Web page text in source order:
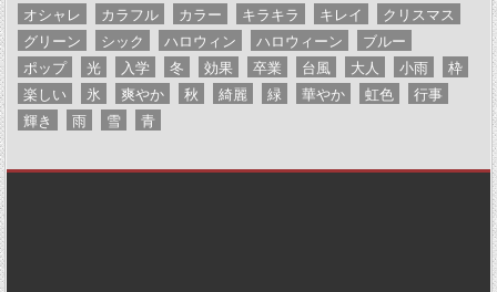
オシャレ
カラフル カラー キラキラ キレイ
クリスマス
グリーン
シック ハロウィン ハロウィーン
ブルー
ポップ
光 入学 冬 効果 卒業 台風 大人 小雨
枠
楽しい
氷 爽やか 秋 綺麗 緑 華やか 虹色
行事
輝き
雨 雪 青